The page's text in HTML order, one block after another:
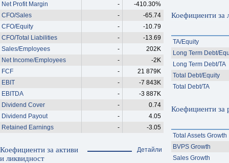
Net Profit Margin
-
-410.30%
CFO/Sales
-
-65.74
CFO/Equity
-
-10.79
CFO/Total Liabilities
-
-13.69
Sales/Employees
-
202K
Net Income/Employees
-
-2K
FCF
-
21 879K
EBIT
-
-7 843K
EBITDA
-
-3 887K
Dividend Cover
-
0.74
Dividend Payout
-
4.05
Retained Earnings
- -3.05
Коефициенти за активи
и ликвидност
Детайли
Коефициенти за
TA/Equity
Long Term Debt/
Long Term Debt/TA
Total Debt/Equity
Total Debt/TA
Коефициенти за
Total Assets Growth
BVPS Growth
Sales Growth